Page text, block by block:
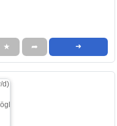
★ ➦ ➜